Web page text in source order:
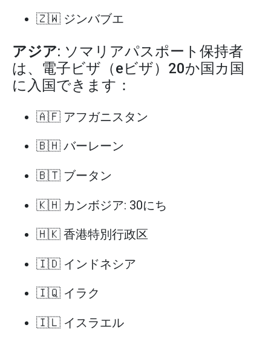
🇿🇼 ジンバブエ
アジア: ソマリアパスポート保持者
は、電子ビザ（eビザ）20か国カ国
に入国できます：
🇦🇫 アフガニスタン
🇧🇭 バーレーン
🇧🇹 ブータン
🇰🇭 カンボジア: 30にち
🇭🇰 香港特別行政区
🇮🇩 インドネシア
🇮🇶 イラク
🇮🇱 イスラエル